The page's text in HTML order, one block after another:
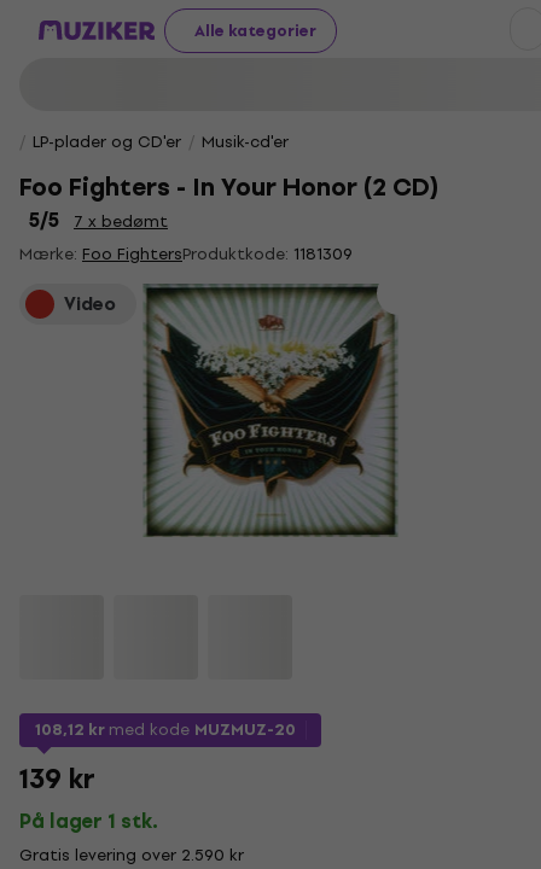
Alle kategorier
LP-plader og CD'er Musik-cd'er
Foo Fighters - In Your Honor (2 CD)
5/5
7 x bedømt
Mærke: Foo FightersProduktkode: 1181309
Video
108,12 krmed kode MUZMUZ-20
139 kr
På lager 1 stk.
Gratis levering over 2.590 kr